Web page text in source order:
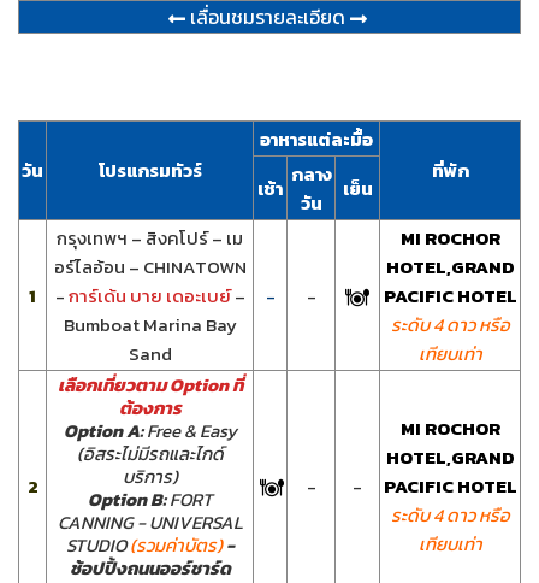
เลื่อนชมรายละเอียด
วัน โปรแกรมทัวร์
อาหารแต่ละมื้อ
ที่พัก
เช้า
กลาง
วัน
เย็น
1
กรุงเทพฯ – สิงคโปร์ – เม
อร์ไลอ้อน – CHINATOWN
-การ์เด้น บาย เดอะเบย์–
Bumboat Marina Bay
Sand
- -
MI ROCHOR
HOTEL,GRAND
PACIFIC HOTEL
ระดับ 4 ดาว หรือ
เทียบเท่า
2
เลือกเที่ยวตาม Option ที่
ต้องการ
Option A:Free & Easy
(อิสระไม่มีรถและไกด์
บริการ)
Option B:FORT
CANNING - UNIVERSAL
STUDIO(รวมค่าบัตร)-
ช้อปปิ้งถนนออร์ชาร์ด
- -
MI ROCHOR
HOTEL,GRAND
PACIFIC HOTEL
ระดับ 4 ดาว หรือ
เทียบเท่า